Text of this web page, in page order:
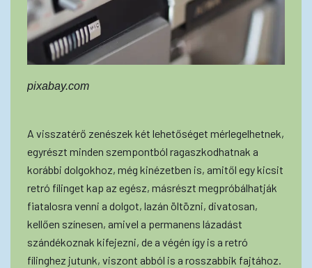
pixabay.com
A visszatérő zenészek két lehetőséget mérlegelhetnek,
egyrészt minden szempontból ragaszkodhatnak a
korábbi dolgokhoz, még kinézetben is, amitől egy kicsit
retró fílinget kap az egész, másrészt megpróbálhatják
fiatalosra venni a dolgot, lazán öltözni, divatosan,
kellően színesen, amivel a permanens lázadást
szándékoznak kifejezni, de a végén így is a retró
fílinghez jutunk, viszont abból is a rosszabbik fajtához.